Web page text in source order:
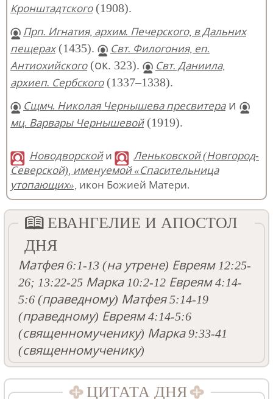
Кронштадтского(1908).
Прп. Игнатия, архим. Печерского, в Дальних
пещерах(1435).
Свт. Филогония, еп.
Антиохийского(ок. 323).
Свт. Даниила,
архиеп. Сербского(1337–1338).
Сщмч. Николая Чернышева пресвитераи
мц. Варвары Чернышевой(1919).
Новодворскойи
Леньковской (Новгород-
Северской), именуемой «Спасительница
утопающих», икон Божией Матери.
ЕВАНГЕЛИЕ И АПОСТОЛ
ДНЯ
Матфея 6:1-13(на утрене) Евреям 12:25-
26; 13:22-25 Марка 10:2-12 Евреям 4:14-
5:6(праведному) Матфея 5:14-19
(праведному) Евреям 4:14-5:6
(священномученику) Марка 9:33-41
(священномученику)
ЦИТАТА ДНЯ